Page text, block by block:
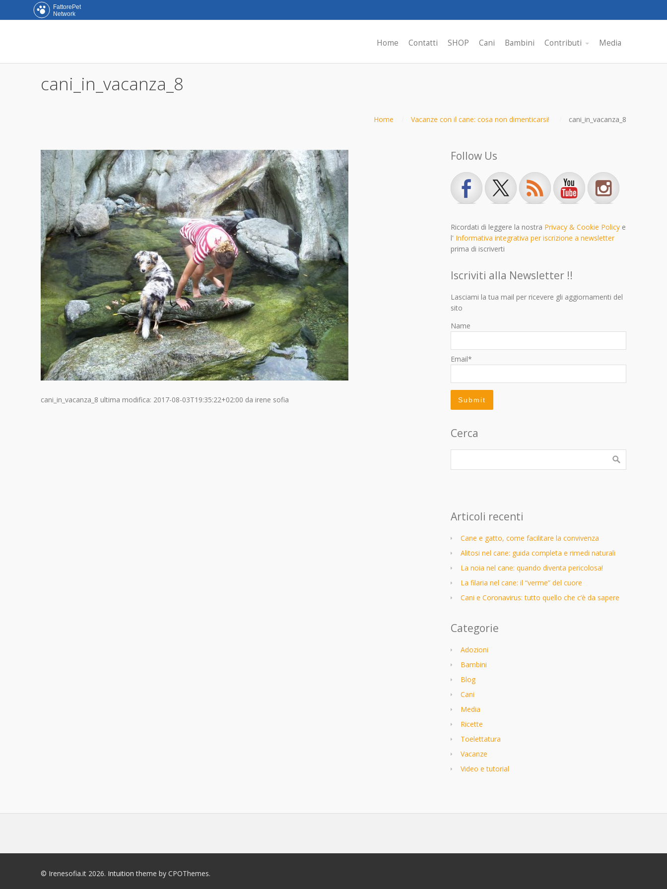
Home Contatti SHOP Cani Bambini Contributi Media
cani_in_vacanza_8
Home Vacanze con il cane: cosa non dimenticarsi! cani_in_vacanza_8
cani_in_vacanza_8 ultima modifica: 2017-08-03T19:35:22+02:00 da irene sofia
Follow Us
Ricordati di leggere la nostra Privacy & Cookie Policye
l' Informativa integrativa per iscrizione a newsletter
prima di iscriverti
Iscriviti alla Newsletter !!
Lasciami la tua mail per ricevere gli aggiornamenti del
sito
Name
Email*
Cerca
Articoli recenti
Cane e gatto, come facilitare la convivenza
Alitosi nel cane: guida completa e rimedi naturali
La noia nel cane: quando diventa pericolosa!
La filaria nel cane: il “verme” del cuore
Cani e Coronavirus: tutto quello che c’è da sapere
Categorie
Adozioni
Bambini
Blog
Cani
Media
Ricette
Toelettatura
Vacanze
Video e tutorial
© Irenesofia.it 2026. Intuition theme by CPOThemes.
FattorePet
Network